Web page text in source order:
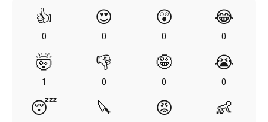
👍
0
😍
0
😲
0
😂
0
🤯
1
👎
0
🤪
0
😭
0
😴 🔪 😡 👶